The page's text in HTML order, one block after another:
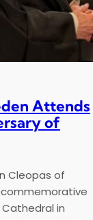
Attends
of
Cleopas of
Cathedral in